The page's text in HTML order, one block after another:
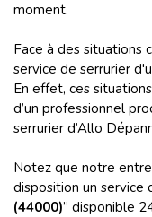
moment.
Face à des situations
service de serrurier
En effet, ces
d’un professionnel
serrurier d’Allo
Notez que notre
disposition un service
(44000)” disponible